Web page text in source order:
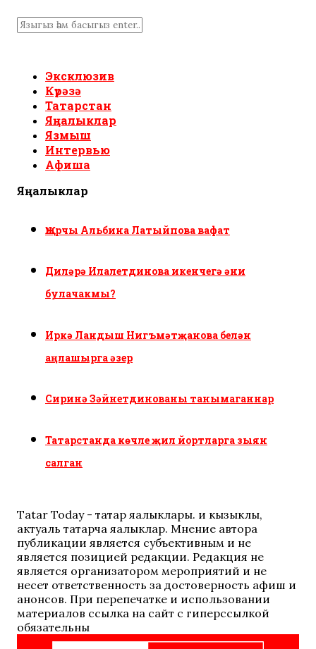
Эксклюзив
Күрәзә
Татарстан
Яңалыклар
Язмыш
Интервью
Афиша
Яңалыклар
Җырчы Альбина Латыйпова вафат
Диләрә Илалетдинова икенчегә әни
булачакмы?
Иркә Ландыш Нигъмәтҗанова белән
аңлашырга әзер
Сиринә Зәйнетдинованы танымаганнар
Татарстанда көчле җил йортларга зыян
салган
Tatar Today - татар яңалыклары. иң кызыклы,
актуаль татарча яңалыклар. Мнение автора
публикации является субъективным и не
является позицией редакции. Редакция не
является организатором мероприятий и не
несет ответственность за достоверность афиш и
анонсов. При перепечатке и использовании
материалов ссылка на сайт с гиперссылкой
обязательны